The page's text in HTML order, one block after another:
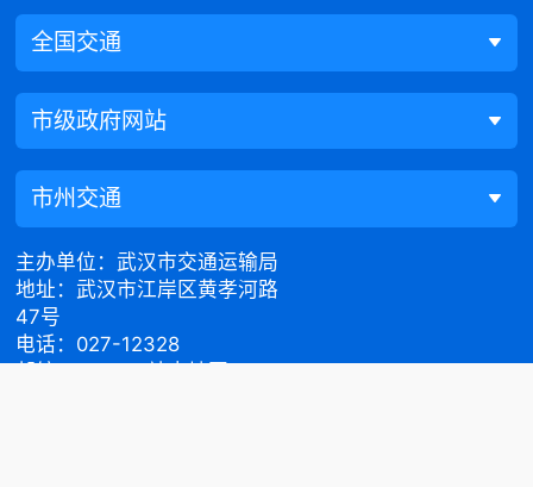
全国交通
市级政府网站
市州交通
主办单位：武汉市交通运输局
地址：武汉市江岸区黄孝河路
47号
电话：027-12328